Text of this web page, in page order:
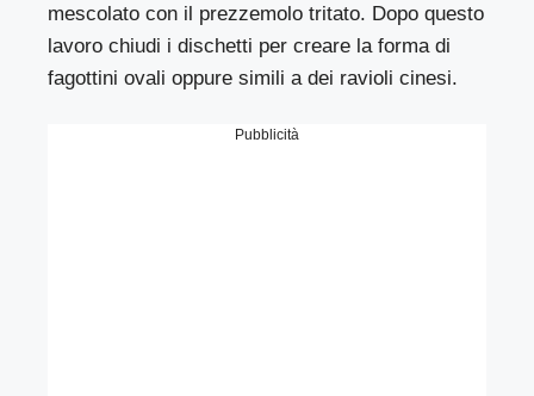
mescolato con il prezzemolo tritato. Dopo questo
lavoro chiudi i dischetti per creare la forma di
fagottini ovali oppure simili a dei ravioli cinesi.
Pubblicità